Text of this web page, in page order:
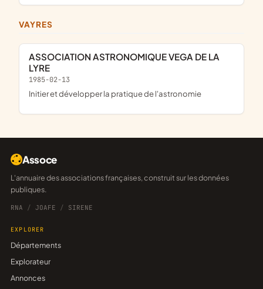
VAYRES
ASSOCIATION ASTRONOMIQUE VEGA DE LA
LYRE
1985-02-13
Initier et développer la pratique de l'astronomie
Assoce
L'annuaire des associations françaises, construit sur les données
publiques.
RNA / JOAFE / SIRENE
EXPLORER
Départements
Explorateur
Annonces